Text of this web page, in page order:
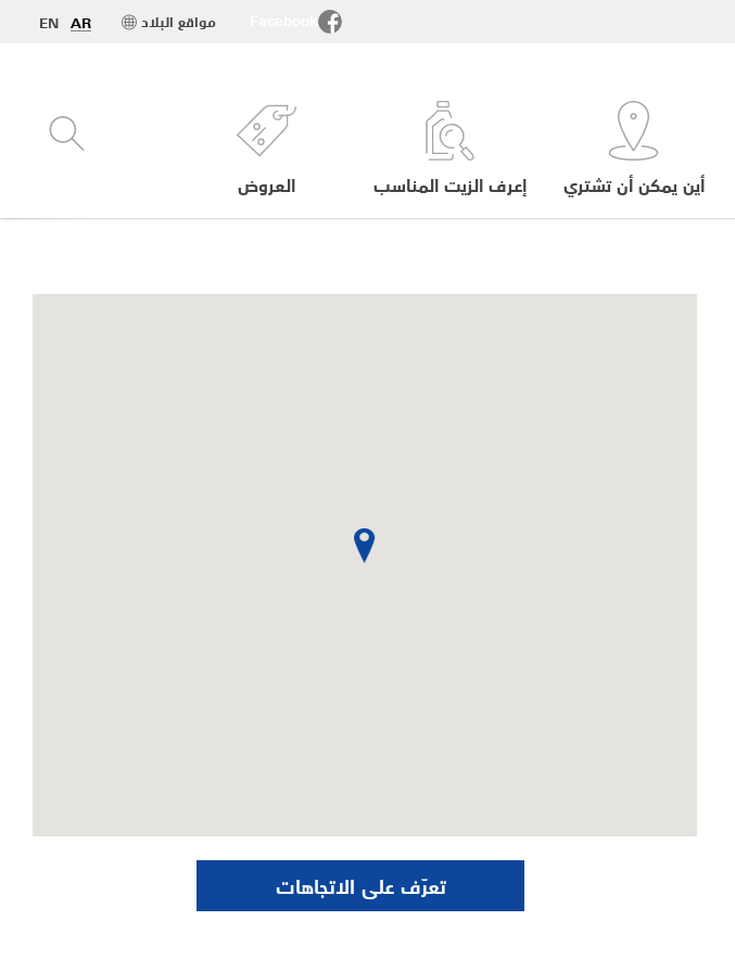
EN AR مواقع البلاد
العروض إعرف الزيت المناسب أين يمكن أن تشتري
تعرّف على الاتجاهات